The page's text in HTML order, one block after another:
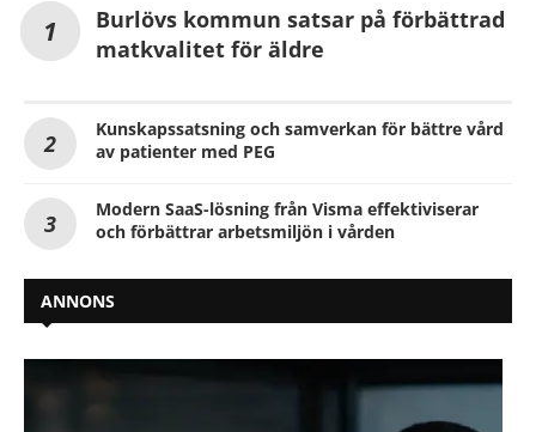
Burlövs kommun satsar på förbättrad
matkvalitet för äldre
Kunskapssatsning och samverkan för bättre vård
av patienter med PEG
Modern SaaS-lösning från Visma effektiviserar
och förbättrar arbetsmiljön i vården
ANNONS